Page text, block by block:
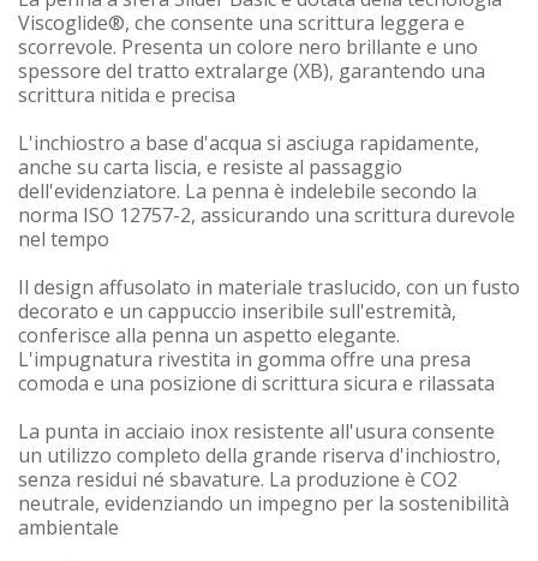
Viscoglide®, che consente una scrittura leggera e
scorrevole. Presenta un colore nero brillante e uno
spessore del tratto extralarge (XB), garantendo una
scrittura nitida e precisa
L'inchiostro a base d'acqua si asciuga rapidamente,
anche su carta liscia, e resiste al passaggio
dell'evidenziatore. La penna è indelebile secondo la
norma ISO 12757-2, assicurando una scrittura durevole
nel tempo
Il design affusolato in materiale traslucido, con un fusto
decorato e un cappuccio inseribile sull'estremità,
conferisce alla penna un aspetto elegante.
L'impugnatura rivestita in gomma offre una presa
comoda e una posizione di scrittura sicura e rilassata
La punta in acciaio inox resistente all'usura consente
un utilizzo completo della grande riserva d'inchiostro,
senza residui né sbavature. La produzione è CO2
neutrale, evidenziando un impegno per la sostenibilità
ambientale